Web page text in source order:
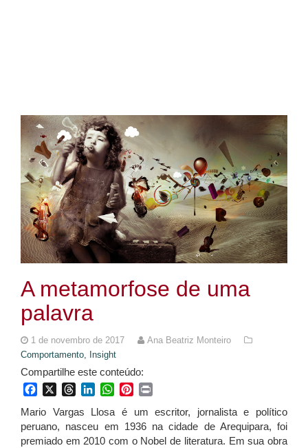
A metamorfose de uma
palavra
1 de novembro de 2017
Ana Beatriz Monteiro
Comportamento, Insight
Compartilhe este conteúdo:
FacebookThreadsLinkedInWhatsApp
Pinterest
Mario Vargas Llosa é um escritor, jornalista e político
peruano, nasceu em 1936 na cidade de Arequipara, foi
premiado em 2010 com o Nobel de literatura. Em sua obra